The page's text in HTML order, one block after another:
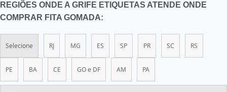
REGIÕES ONDE A GRIFE ETIQUETAS ATENDE ONDE
COMPRAR FITA GOMADA:
Selecione RJ MG ES SP PR SC RS
PE BA CE GO e DF AM PA